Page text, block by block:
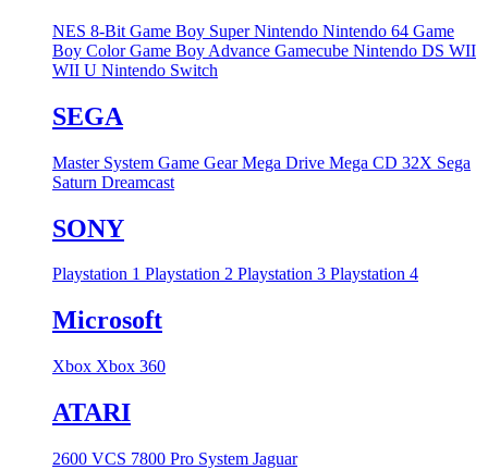
NES 8-Bit Game Boy Super Nintendo Nintendo 64 Game
Boy ColorGame Boy Advance Gamecube Nintendo DS WII
WII U Nintendo Switch
SEGA
Master System Game GearMega Drive Mega CD 32X Sega
Saturn Dreamcast
SONY
Playstation 1 Playstation 2 Playstation 3 Playstation 4
Microsoft
Xbox Xbox 360
ATARI
2600 VCS 7800 Pro System Jaguar